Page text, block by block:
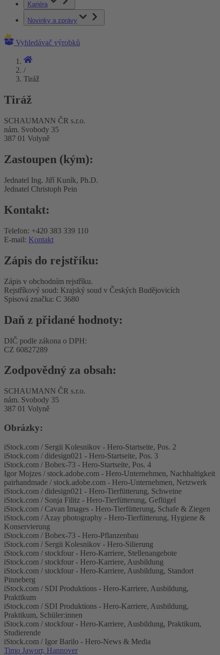
Kariéra
Novinky a zprávy
Vyhledávač výrobků
/
Tiráž
Tiráž
SCHAUMANN ČR s.r.o.
nám. Svobody 35
387 01 Volyně
Zastoupen (kým):
Jednatel Ing. Jiří Kuník, Ph.D.
Jednatel Christoph Pein
Kontakt:
Telefon: +420 383 339 110
E-mail: Kontakt
Zápis do rejstříku:
Zápis v obchodním rejstříku.
Rejstříkový soud: Krajský soud v Českých Budějovicích
Spisová značka: C 3680
Daň z přidané hodnoty:
DIČ podle zákona o DPH:
CZ 60827289
Zodpovědný za obsah:
SCHAUMANN ČR s.r.o.
nám. Svobody 35
387 01 Volyně
Obrázky:
iStock.com / Sergii Kolesnikov - Hero-Startseite, Pos. 2
iStock.com / didesign021 - Hero-Startseite, Pos. 3
iStock.com / Bobex-73 - Hero-Startseite, Pos. 4
Igor Mojzes / stock.adobe.com - Hero-Unternehmen, Nachhaltigkeit
pairhandmade / stock.adobe.com - Hero-Unternehmen, Netzwerk
iStock.com / didesign021 - Hero-Tierfütterung, Schweine
iStock.com / Sonja Filitz - Hero-Tierfütterung, Geflügel
iStock.com / Cavan Images - Hero-Tierfütterung, Schafe & Ziegen
iStock.com / Azay photography - Hero-Tierfütterung, Hygiene &
Konservierung
iStock.com / Bobex-73 - Hero-Pflanzenbau
iStock.com / Sergii Kolesnikov - Hero-Silierung
iStock.com / stockfour - Hero-Karriere, Stellenangebote
iStock.com / stockfour - Hero-Karriere, Ausbildung
iStock.com / stockfour - Hero-Karriere, Ausbildung, Standort
Pinneberg
iStock.com / SDI Produktions - Hero-Karriere, Ausbildung,
Praktikum
iStock.com / SDI Produktions - Hero-Karriere, Ausbildung,
Praktikum, Schüler:innen
iStock.com / stockfour - Hero-Karriere, Ausbildung, Praktikum,
Studierende
iStock.com / Igor Barilo - Hero-News & Media
Timo Jaworr, Hannover